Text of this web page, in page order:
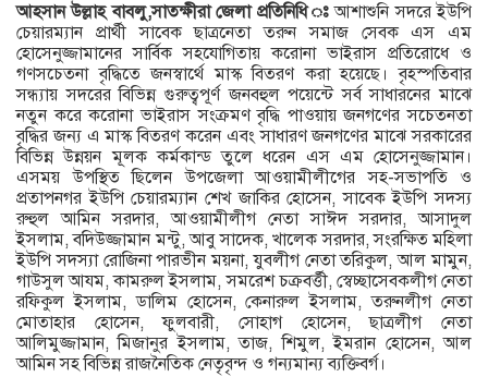
আহসান উল্লাহ বাবলু,সাতক্ষীরা জেলা প্রতিনিধি ঃআশাশুনি সদরে ইউপি
চেয়ারম্যান প্রার্থী সাবেক ছাত্রনেতা তরুন সমাজ সেবক এস এম
হোসেনুজ্জামানের সার্বিক সহযোগিতায় করোনা ভাইরাস প্রতিরোধে ও
গণসচেতনা বৃদ্ধিতে জনস্বার্থে মাস্ক বিতরণ করা হয়েছে। বৃহস্পতিবার
সন্ধ্যায় সদরের বিভিন্ন গুরুত্বপূর্ণ জনবহুল পয়েন্টে সর্ব সাধারনের মাঝে
নতুন করে করোনা ভাইরাস সংক্রমণ বৃদ্ধি পাওয়ায় জনগণের সচেতনতা
বৃদ্ধির জন্য এ মাস্ক বিতরণ করেন এবং সাধারণ জনগণের মাঝে সরকারের
বিভিন্ন উন্নয়ন মূলক কর্মকান্ড তুলে ধরেন এস এম হোসেনুজ্জামান।
এসময় উপস্থিত ছিলেন উপজেলা আওয়ামীলীগের সহ-সভাপতি ও
প্রতাপনগর ইউপি চেয়ারম্যান শেখ জাকির হোসেন, সাবেক ইউপি সদস্য
রুহুল আমিন সরদার, আওয়ামীলীগ নেতা সাঈদ সরদার, আসাদুল
ইসলাম, বদিউজ্জামান মন্টু, আবু সাদেক, খালেক সরদার, সংরক্ষিত মহিলা
ইউপি সদস্যা রোজিনা পারভীন ময়না, যুবলীগ নেতা তরিকুল, আল মামুন,
গাউসুল আযম, কামরুল ইসলাম, সমরেশ চক্রবর্ত্তী, স্বেচ্ছাসেবকলীগ নেতা
রফিকুল ইসলাম, ডালিম হোসেন, কেনারুল ইসলাম, তরুনলীগ নেতা
মোতাহার হোসেন, ফুলবারী, সোহাগ হোসেন, ছাত্রলীগ নেতা
আলিমুজ্জামান, মিজানুর ইসলাম, তাজ, শিমুল, ইমরান হোসেন, আল
আমিন সহ বিভিন্ন রাজনৈতিক নেতৃবৃন্দ ও গন্যমান্য ব্যক্তিবর্গ।